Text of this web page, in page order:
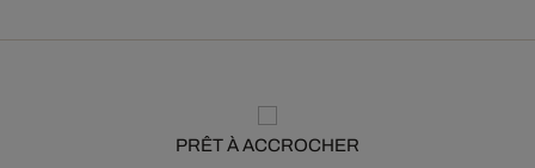
PRÊT À ACCROCHER